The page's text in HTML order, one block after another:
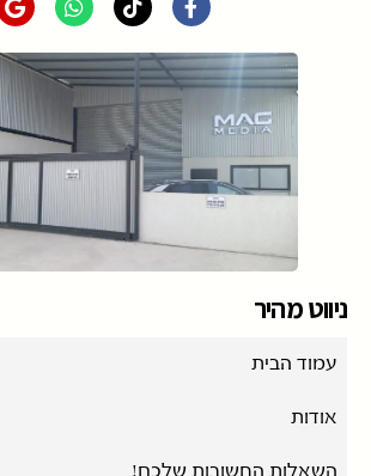
ניווט מהיר
עמוד הבית
אודות
השאלות החשובות שלכם!